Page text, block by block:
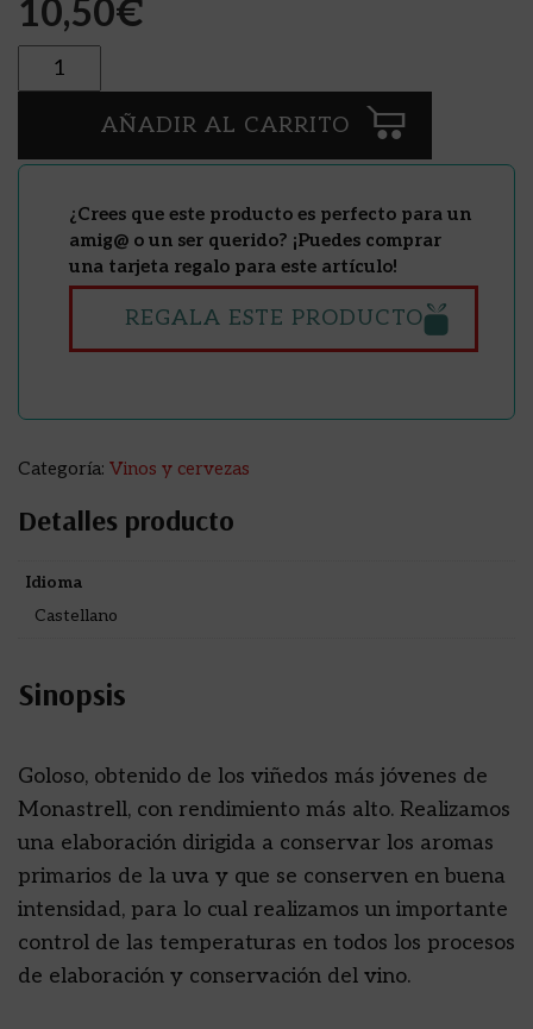
10,50€
Cantidad
AÑADIR AL CARRITO
¿Crees que este producto es perfecto para un
amig@ o un ser querido? ¡Puedes comprar
una tarjeta regalo para este artículo!
REGALA ESTE PRODUCTO
Categoría: Vinos y cervezas
Detalles producto
Idioma
Castellano
Sinopsis
Goloso, obtenido de los viñedos más jóvenes de
Monastrell, con rendimiento más alto. Realizamos
una elaboración dirigida a conservar los aromas
primarios de la uva y que se conserven en buena
intensidad, para lo cual realizamos un importante
control de las temperaturas en todos los procesos
de elaboración y conservación del vino.